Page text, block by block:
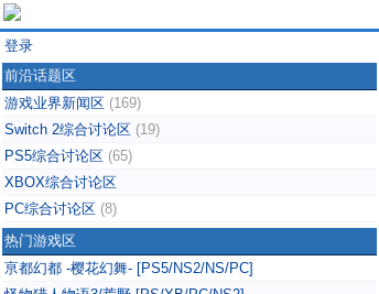
登录
前沿话题区
游戏业界新闻区 (169)
Switch 2综合讨论区 (19)
PS5综合讨论区 (65)
XBOX综合讨论区
PC综合讨论区 (8)
热门游戏区
亰都幻都 -樱花幻舞- [PS5/NS2/NS/PC]